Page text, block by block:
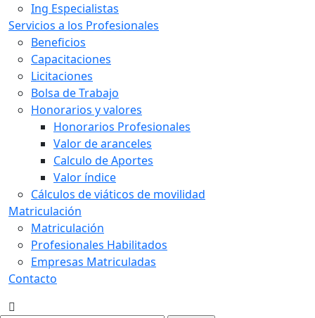
Ing Especialistas
Servicios a los Profesionales
Beneficios
Capacitaciones
Licitaciones
Bolsa de Trabajo
Honorarios y valores
Honorarios Profesionales
Valor de aranceles
Calculo de Aportes
Valor índice
Cálculos de viáticos de movilidad
Matriculación
Matriculación
Profesionales Habilitados
Empresas Matriculadas
Contacto